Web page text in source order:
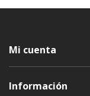
Mi cuenta
Información